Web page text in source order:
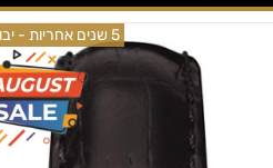
5 שנים אחריות - יבואן רשמי